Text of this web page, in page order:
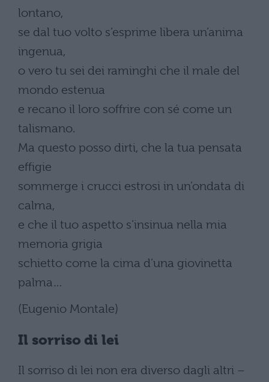
lontano,
se dal tuo volto s’esprime libera un’anima
ingenua,
o vero tu sei dei raminghi che il male del
mondo estenua
e recano il loro soffrire con sé come un
talismano.
Ma questo posso dirti, che la tua pensata
effigie
sommerge i crucci estrosi in un’ondata di
calma,
e che il tuo aspetto s’insinua nella mia
memoria grigia
schietto come la cima d’una giovinetta
palma…
(Eugenio Montale)
Il sorriso di lei
Il sorriso di lei non era diverso dagli altri –